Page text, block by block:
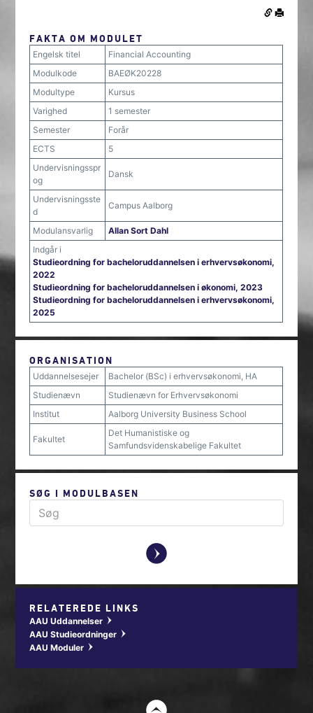
FAKTA OM MODULET
Engelsk titel
Financial Accounting
Modulkode
BAEØK20228
Modultype
Kursus
Varighed
1 semester
Semester
Forår
ECTS
5
Undervisningsspr
og
Dansk
Undervisningsste
d
Campus Aalborg
Modulansvarlig
Allan Sort Dahl
Indgår i
Studieordning for bacheloruddannelsen i erhvervsøkonomi,
2022
Studieordning for bacheloruddannelsen i økonomi, 2023
Studieordning for bacheloruddannelsen i erhvervsøkonomi,
2025
ORGANISATION
Uddannelsesejer
Bachelor (BSc) i erhvervsøkonomi, HA
Studienævn
Studienævn for Erhvervsøkonomi
Institut
Aalborg University Business School
Fakultet
Det Humanistiske og
Samfundsvidenskabelige Fakultet
SØG I MODULBASEN
y
RELATEREDE LINKS
AAU Uddannelser w
AAU Studieordninger w
AAU Moduler w